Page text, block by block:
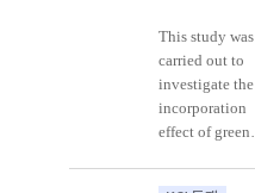
This study was
carried out to
investigate the
incorporation
effect of green